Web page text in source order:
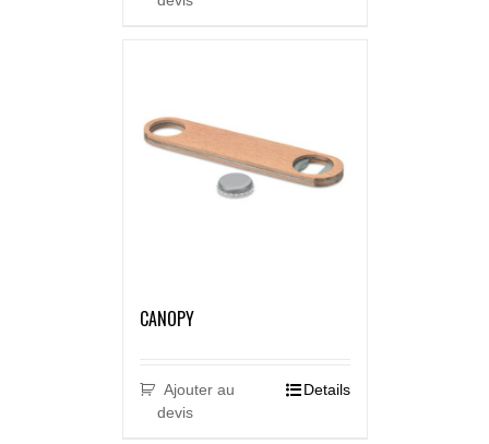
CANOPY
Ajouter au
devis
Details